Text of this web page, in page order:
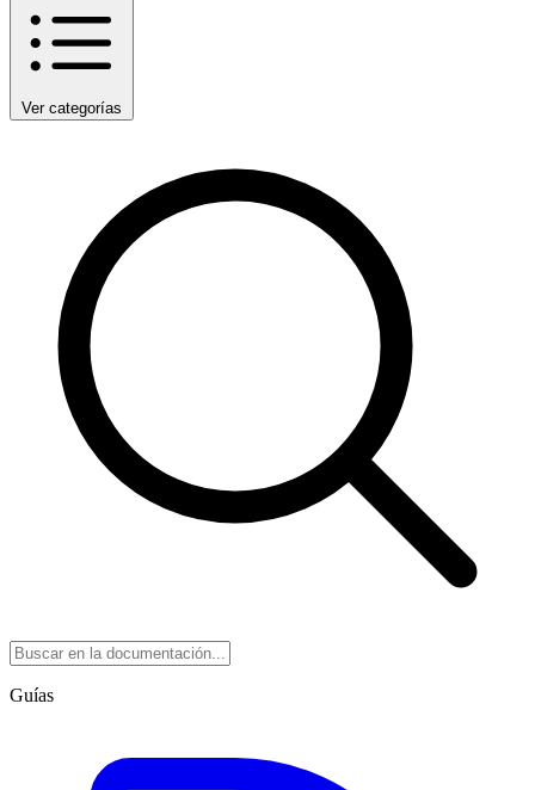
Ver categorías
Guías